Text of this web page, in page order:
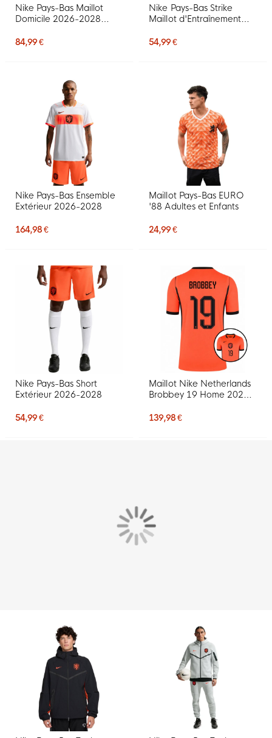
Nike Pays-Bas Maillot
Domicile 2026-2028
84,99 €
Nike Pays-Bas Strike
Maillot d'Entraînement
54,99 €
Nike Pays-Bas Ensemble
Extérieur 2026-2028
164,98 €
Maillot Pays-Bas EURO
'88 Adultes et Enfants
24,99 €
Nike Pays-Bas Short
Extérieur 2026-2028
54,99 €
Maillot Nike Netherlands
Brobbey 19 Home 2026-
139,98 €